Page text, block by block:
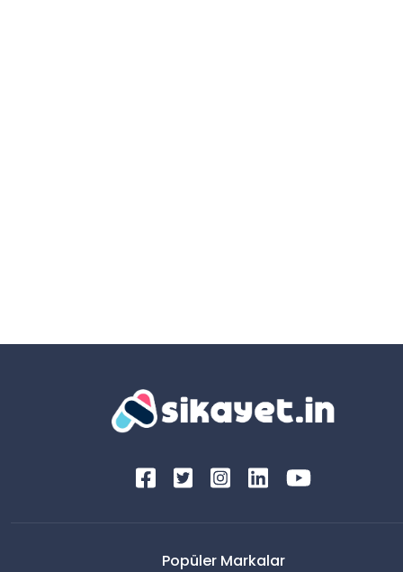
Popüler Markalar